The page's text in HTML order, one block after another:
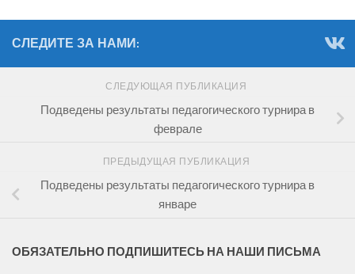
СЛЕДИТЕ ЗА НАМИ:
СЛЕДУЮЩАЯ ПУБЛИКАЦИЯ
Подведены результаты педагогического турнира в
феврале
ПРЕДЫДУЩАЯ ПУБЛИКАЦИЯ
Подведены результаты педагогического турнира в
январе
ОБЯЗАТЕЛЬНО ПОДПИШИТЕСЬ НА НАШИ ПИСЬМА